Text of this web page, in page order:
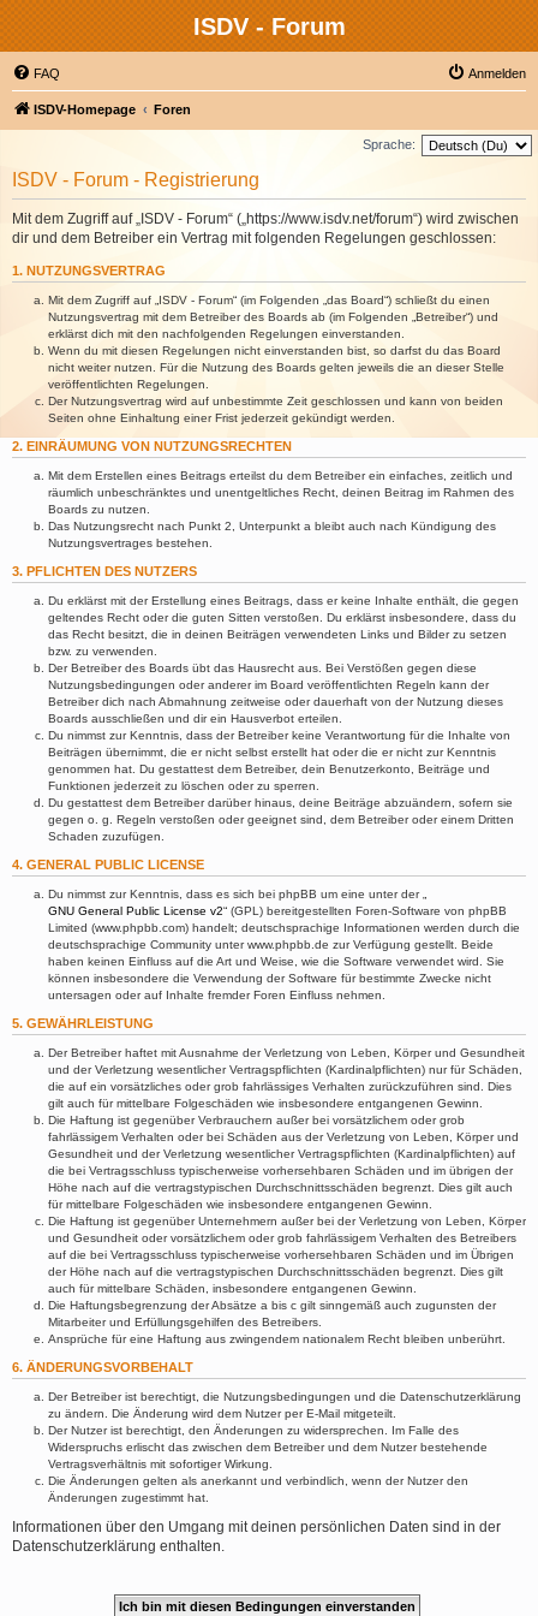
ISDV - Forum
FAQ Anmelden
ISDV-Homepage Foren
Sprache:
ISDV - Forum - Registrierung
Mit dem Zugriff auf „ISDV - Forum“ („https://www.isdv.net/forum“) wird zwischen
dir und dem Betreiber ein Vertrag mit folgenden Regelungen geschlossen:
1. NUTZUNGSVERTRAG
Mit dem Zugriff auf „ISDV - Forum“ (im Folgenden „das Board“) schließt du einen
Nutzungsvertrag mit dem Betreiber des Boards ab (im Folgenden „Betreiber“) und
erklärst dich mit den nachfolgenden Regelungen einverstanden.
Wenn du mit diesen Regelungen nicht einverstanden bist, so darfst du das Board
nicht weiter nutzen. Für die Nutzung des Boards gelten jeweils die an dieser Stelle
veröffentlichten Regelungen.
Der Nutzungsvertrag wird auf unbestimmte Zeit geschlossen und kann von beiden
Seiten ohne Einhaltung einer Frist jederzeit gekündigt werden.
2. EINRÄUMUNG VON NUTZUNGSRECHTEN
Mit dem Erstellen eines Beitrags erteilst du dem Betreiber ein einfaches, zeitlich und
räumlich unbeschränktes und unentgeltliches Recht, deinen Beitrag im Rahmen des
Boards zu nutzen.
Das Nutzungsrecht nach Punkt 2, Unterpunkt a bleibt auch nach Kündigung des
Nutzungsvertrages bestehen.
3. PFLICHTEN DES NUTZERS
Du erklärst mit der Erstellung eines Beitrags, dass er keine Inhalte enthält, die gegen
geltendes Recht oder die guten Sitten verstoßen. Du erklärst insbesondere, dass du
das Recht besitzt, die in deinen Beiträgen verwendeten Links und Bilder zu setzen
bzw. zu verwenden.
Der Betreiber des Boards übt das Hausrecht aus. Bei Verstößen gegen diese
Nutzungsbedingungen oder anderer im Board veröffentlichten Regeln kann der
Betreiber dich nach Abmahnung zeitweise oder dauerhaft von der Nutzung dieses
Boards ausschließen und dir ein Hausverbot erteilen.
Du nimmst zur Kenntnis, dass der Betreiber keine Verantwortung für die Inhalte von
Beiträgen übernimmt, die er nicht selbst erstellt hat oder die er nicht zur Kenntnis
genommen hat. Du gestattest dem Betreiber, dein Benutzerkonto, Beiträge und
Funktionen jederzeit zu löschen oder zu sperren.
Du gestattest dem Betreiber darüber hinaus, deine Beiträge abzuändern, sofern sie
gegen o. g. Regeln verstoßen oder geeignet sind, dem Betreiber oder einem Dritten
Schaden zuzufügen.
4. GENERAL PUBLIC LICENSE
Du nimmst zur Kenntnis, dass es sich bei phpBB um eine unter der „
GNU General Public License v2“ (GPL) bereitgestellten Foren-Software von phpBB
Limited (www.phpbb.com) handelt; deutschsprachige Informationen werden durch die
deutschsprachige Community unter www.phpbb.de zur Verfügung gestellt. Beide
haben keinen Einfluss auf die Art und Weise, wie die Software verwendet wird. Sie
können insbesondere die Verwendung der Software für bestimmte Zwecke nicht
untersagen oder auf Inhalte fremder Foren Einfluss nehmen.
5. GEWÄHRLEISTUNG
Der Betreiber haftet mit Ausnahme der Verletzung von Leben, Körper und Gesundheit
und der Verletzung wesentlicher Vertragspflichten (Kardinalpflichten) nur für Schäden,
die auf ein vorsätzliches oder grob fahrlässiges Verhalten zurückzuführen sind. Dies
gilt auch für mittelbare Folgeschäden wie insbesondere entgangenen Gewinn.
Die Haftung ist gegenüber Verbrauchern außer bei vorsätzlichem oder grob
fahrlässigem Verhalten oder bei Schäden aus der Verletzung von Leben, Körper und
Gesundheit und der Verletzung wesentlicher Vertragspflichten (Kardinalpflichten) auf
die bei Vertragsschluss typischerweise vorhersehbaren Schäden und im übrigen der
Höhe nach auf die vertragstypischen Durchschnittsschäden begrenzt. Dies gilt auch
für mittelbare Folgeschäden wie insbesondere entgangenen Gewinn.
Die Haftung ist gegenüber Unternehmern außer bei der Verletzung von Leben, Körper
und Gesundheit oder vorsätzlichem oder grob fahrlässigem Verhalten des Betreibers
auf die bei Vertragsschluss typischerweise vorhersehbaren Schäden und im Übrigen
der Höhe nach auf die vertragstypischen Durchschnittsschäden begrenzt. Dies gilt
auch für mittelbare Schäden, insbesondere entgangenen Gewinn.
Die Haftungsbegrenzung der Absätze a bis c gilt sinngemäß auch zugunsten der
Mitarbeiter und Erfüllungsgehilfen des Betreibers.
Ansprüche für eine Haftung aus zwingendem nationalem Recht bleiben unberührt.
6. ÄNDERUNGSVORBEHALT
Der Betreiber ist berechtigt, die Nutzungsbedingungen und die Datenschutzerklärung
zu ändern. Die Änderung wird dem Nutzer per E-Mail mitgeteilt.
Der Nutzer ist berechtigt, den Änderungen zu widersprechen. Im Falle des
Widerspruchs erlischt das zwischen dem Betreiber und dem Nutzer bestehende
Vertragsverhältnis mit sofortiger Wirkung.
Die Änderungen gelten als anerkannt und verbindlich, wenn der Nutzer den
Änderungen zugestimmt hat.
Informationen über den Umgang mit deinen persönlichen Daten sind in der
Datenschutzerklärung enthalten.